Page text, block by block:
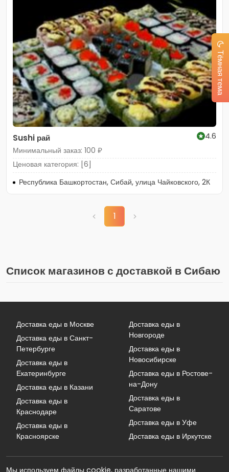
Sushi рай
4.6
Минимальный заказ: 100 ₽
Ценовая категория: [6]
Республика Башкортостан, Сибай, улица Чайковского, 2К
1
Список магазинов с доставкой в Сибаю
Доставка еды в Москве
Доставка еды в Санкт-
Петербурге
Доставка еды в
Екатеринбурге
Доставка еды в Казани
Доставка еды в
Краснодаре
Доставка еды в
Красноярске
Доставка еды в
Новгороде
Доставка еды в
Новосибирске
Доставка еды в Ростове-
на-Дону
Доставка еды в
Саратове
Доставка еды в Уфе
Доставка еды в Иркутске
Тёмная тема